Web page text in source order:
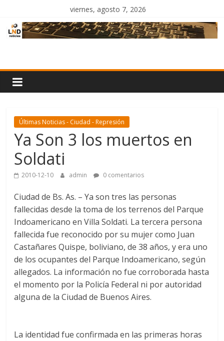
contenido
viernes, agosto 7, 2026
Noticias
Últimas Noticias - Ciudad - Represión
Ya Son 3 los muertos en
Soldati
2010-12-10 admin 0 comentarios
Ciudad de Bs. As. – Ya son tres las personas
fallecidas desde la toma de los terrenos del Parque
Indoamericano en Villa Soldati. La tercera persona
fallecida fue reconocido por su mujer como Juan
Castañares Quispe, boliviano, de 38 años, y era uno
de los ocupantes del Parque Indoamericano, según
allegados. La información no fue corroborada hasta
el momento por la Policía Federal ni por autoridad
alguna de la Ciudad de Buenos Aires.
La identidad fue confirmada en las primeras horas